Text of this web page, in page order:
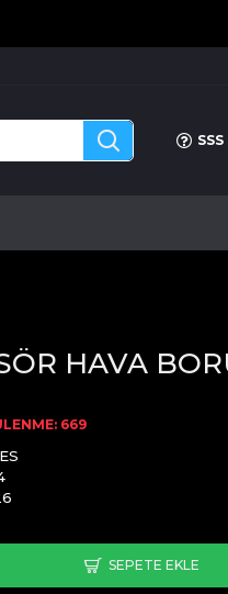
SSS
HAVA
669
SEPETE EKLE